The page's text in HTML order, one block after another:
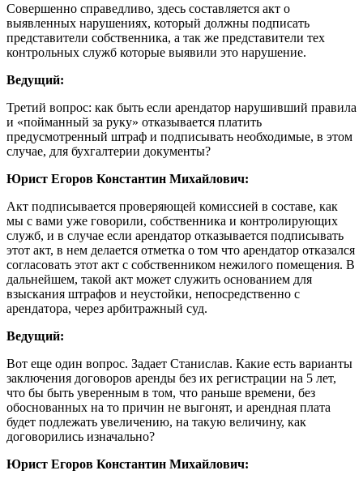
Совершенно справедливо, здесь составляется акт о
выявленных нарушениях, который должны подписать
представители собственника, а так же представители тех
контрольных служб которые выявили это нарушение.
Ведущий:
Третий вопрос: как быть если арендатор нарушивший правила
и «пойманный за руку» отказывается платить
предусмотренный штраф и подписывать необходимые, в этом
случае, для бухгалтерии документы?
Юрист Егоров Константин Михайлович:
Акт подписывается проверяющей комиссией в составе, как
мы с вами уже говорили, собственника и контролирующих
служб, и в случае если арендатор отказывается подписывать
этот акт, в нем делается отметка о том что арендатор отказался
согласовать этот акт с собственником нежилого помещения. В
дальнейшем, такой акт может служить основанием для
взыскания штрафов и неустойки, непосредственно с
арендатора, через арбитражный суд.
Ведущий:
Вот еще один вопрос. Задает Станислав. Какие есть варианты
заключения договоров аренды без их регистрации на 5 лет,
что бы быть уверенным в том, что раньше времени, без
обоснованных на то причин не выгонят, и арендная плата
будет подлежать увеличению, на такую величину, как
договорились изначально?
Юрист Егоров Константин Михайлович: